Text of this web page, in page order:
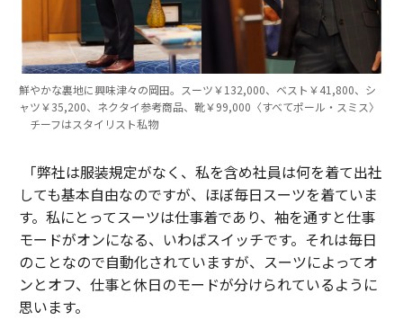
鮮やかな裏地に興味津々の岡田。スーツ￥132,000、ベスト￥41,800、シ
ャツ￥35,200、ネクタイ参考商品、靴￥99,000〈すべてポール・スミス〉
チーフはスタイリスト私物
「弊社は服装規定がなく、私を含め社員は何を着て出社
しても基本自由なのですが、ほぼ毎日スーツを着ていま
す。私にとってスーツは仕事着であり、袖を通すと仕事
モードがオンになる、いわばスイッチです。それは毎日
のことなので自動化されていますが、スーツによってオ
ンとオフ、仕事と休日のモードが分けられているように
思います。